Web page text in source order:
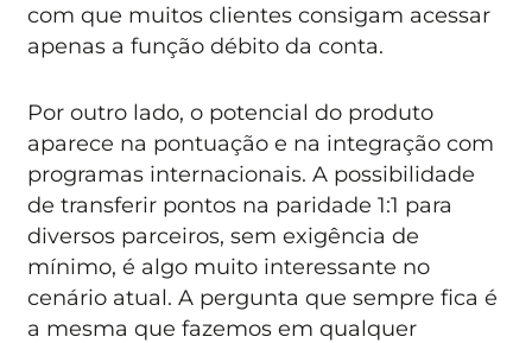
com que muitos clientes consigam acessar
apenas a função débito da conta.
Por outro lado, o potencial do produto
aparece na pontuação e na integração com
programas internacionais. A possibilidade
de transferir pontos na paridade 1:1 para
diversos parceiros, sem exigência de
mínimo, é algo muito interessante no
cenário atual. A pergunta que sempre fica é
a mesma que fazemos em qualquer